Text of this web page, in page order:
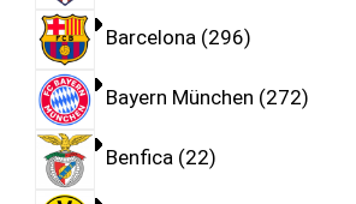
Barcelona 296
Bayern München 272
Benfica 22